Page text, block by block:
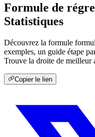
Formule de
Statistiques
Découvrez la formule
exemples, un guide étape
Trouve la droite de meilleur
Copier le lien